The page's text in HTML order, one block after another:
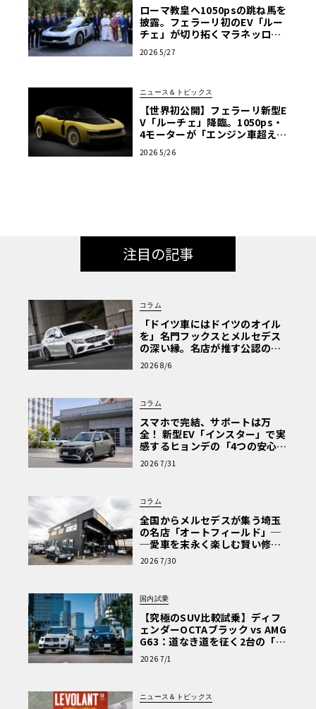
ローマ教皇へ1050psの跳ね馬を
披露。フェラーリ初のEV「ルー
チェ」が切り拓くマラネッロの
2026 5/27
ニュース＆トピックス
【世界初公開】フェラーリ新型E
V「ルーチェ」降臨。1050ps・
4モーターが「エンジン車超え」
2026 5/26
注目の記事
コラム
「ドイツ車にはドイツのオイル
を」名門フックスとメルセデス
の深い縁。名店が推す公認の安
心と、Cクラスで味わうシルキー
な走り〈PR〉
2026 8/6
コラム
スマホで完結、サポートは万
全！ 新型EV「インスター」で実
感するヒョンデの「4つの安心」
【第1回・ヒョンデ6つの疑問：
Why? Hyundai?】〈PR〉
2026 7/31
コラム
全国からメルセデスが集う埼玉
の名店「オートフィールド」─
─愛車を末永く楽しむ賢い修理
術と、プロがフックス製オイル
を選ぶ理由〈PR〉
2026 7/30
国内試乗
【究極のSUV比較試乗】ディフ
ェンダーOCTAブラック vs AMG
G63：道なき道を征く2台の「対
極的アプローチ」
2026 7/1
ニュース＆トピックス